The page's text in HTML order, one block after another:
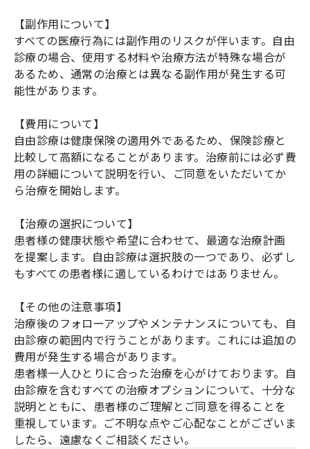
【副作用について】
すべての医療行為には副作用のリスクが伴います。自由
診療の場合、使用する材料や治療方法が特殊な場合が
あるため、通常の治療とは異なる副作用が発生する可
能性があります。
【費用について】
自由診療は健康保険の適用外であるため、保険診療と
比較して高額になることがあります。治療前には必ず費
用の詳細について説明を行い、ご同意をいただいてか
ら治療を開始します。
【治療の選択について】
患者様の健康状態や希望に合わせて、最適な治療計画
を提案します。自由診療は選択肢の一つであり、必ずし
もすべての患者様に適しているわけではありません。
【その他の注意事項】
治療後のフォローアップやメンテナンスについても、自
由診療の範囲内で行うことがあります。これには追加の
費用が発生する場合があります。
患者様一人ひとりに合った治療を心がけております。自
由診療を含むすべての治療オプションについて、十分な
説明とともに、患者様のご理解とご同意を得ることを
重視しています。ご不明な点やご心配なことがございま
したら、遠慮なくご相談ください。